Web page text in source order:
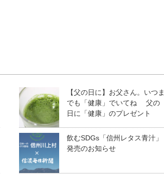
【父の日に】お父さん。いつま
でも「健康」でいてね 父の
日に「健康」のプレゼント
飲むSDGs「信州レタス青汁」
発売のお知らせ